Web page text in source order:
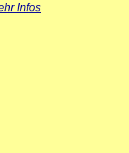
Infos